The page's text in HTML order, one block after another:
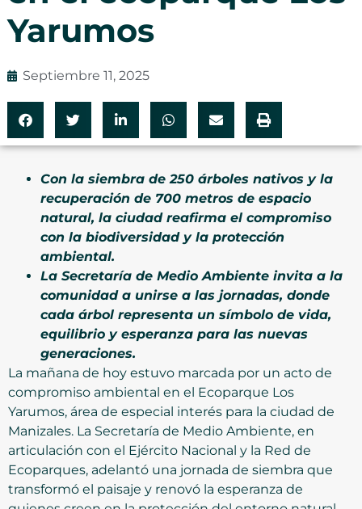
Yarumos
Septiembre 11, 2025
Con la siembra de 250 árboles nativos y la
recuperación de 700 metros de espacio
natural, la ciudad reafirma el compromiso
con la biodiversidad y la protección
ambiental.
La Secretaría de Medio Ambiente invita a la
comunidad a unirse a las jornadas, donde
cada árbol representa un símbolo de vida,
equilibrio y esperanza para las nuevas
generaciones.
La mañana de hoy estuvo marcada por un acto de
compromiso ambiental en el Ecoparque Los
Yarumos, área de especial interés para la ciudad de
Manizales. La Secretaría de Medio Ambiente, en
articulación con el Ejército Nacional y la Red de
Ecoparques, adelantó una jornada de siembra que
transformó el paisaje y renovó la esperanza de